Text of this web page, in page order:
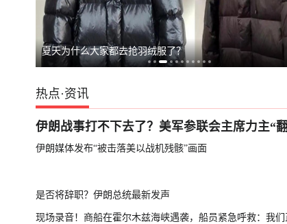
夏天为什么大家都去抢羽绒服了？
热点 ·资讯
伊朗战事打不下去了？美军参联会主席力主“
伊朗媒体发布“被击落美以战机残骸”画面
是否将辞职？伊朗总统最新发声
现场录音！商船在霍尔木兹海峡遇袭，船员紧急呼救：我们
美田纳西